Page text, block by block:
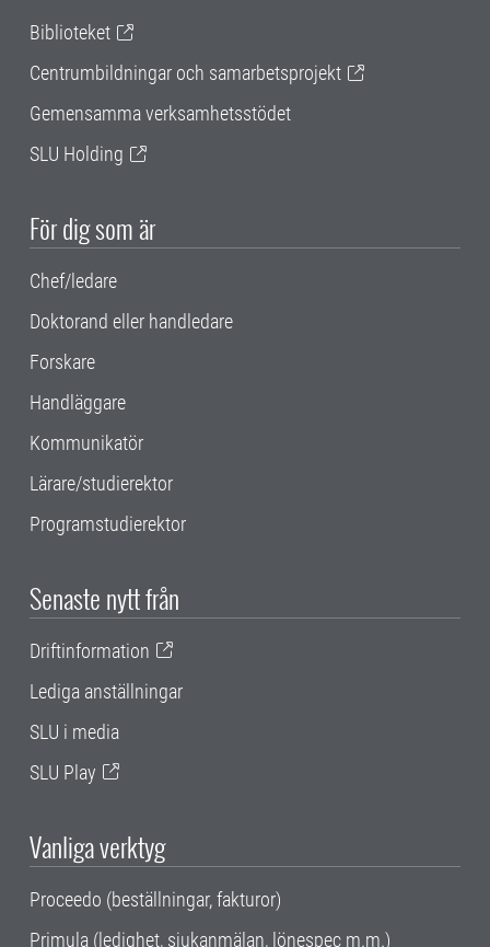
Biblioteket
Centrumbildningar och samarbetsprojekt
Gemensamma verksamhetsstödet
SLU Holding
För dig som är
Chef/ledare
Doktorand eller handledare
Forskare
Handläggare
Kommunikatör
Lärare/studierektor
Programstudierektor
Senaste nytt från
Driftinformation
Lediga anställningar
SLU i media
SLU Play
Vanliga verktyg
Proceedo (beställningar, fakturor)
Primula (ledighet, sjukanmälan, lönespec m.m.)